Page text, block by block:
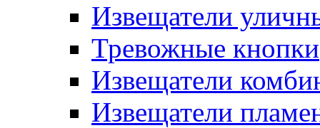
Извещатели
Тревожные кнопки
Извещатели
Извещатели